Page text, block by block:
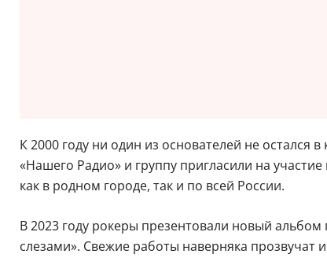
К 2000 году ни один из основателей не остался
«Нашего Радио» и группу пригласили на
как в родном городе, так и по всей России.
В 2023 году рокеры презентовали новый
слезами». Свежие работы наверняка прозвучат